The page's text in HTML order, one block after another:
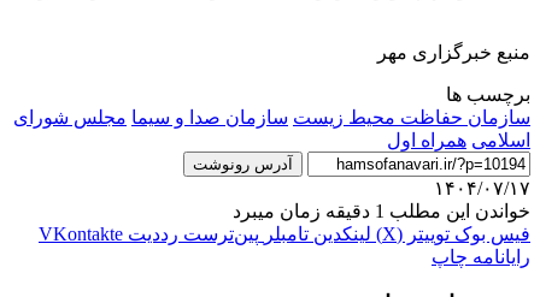
منبع خبرگزاری مهر
برچسب ها
سازمان حفاظت محیط زیست سازمان صدا و سیما مجلس شورای
اسلامی همراه اول
آدرس رونوشت
۱۴۰۴/۰۷/۱۷
خواندن این مطلب 1 دقیقه زمان میبرد
فیس بوک توییتر (X) لینکدین ‫تامبلر ‫پین‌ترست ‫رددیت ‫VKontakte
رایانامه چاپ